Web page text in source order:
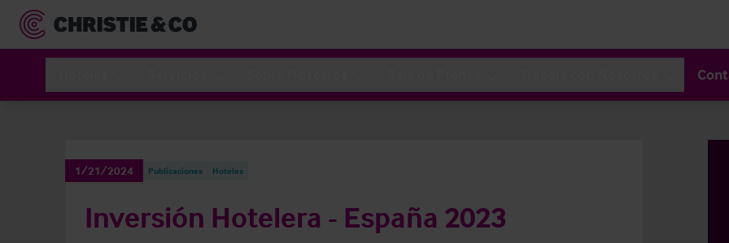
1/21/2024 Publicaciones Hoteles
Inversión Hotelera - España 2023